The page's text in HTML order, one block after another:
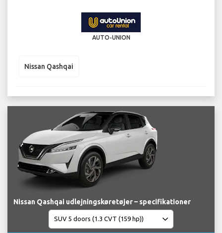
AUTO-UNION
Nissan Qashqai
Nissan Qashqai udlejningskøretøjer – specifikationer